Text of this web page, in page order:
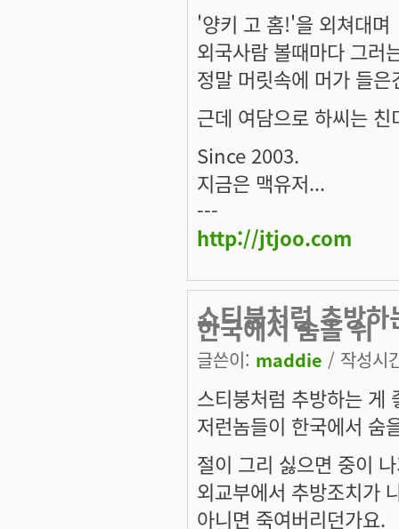
'양키 고 홈!'을 외쳐대며
외국사람 볼때마다 그러
정말 머릿속에 머가 들
근데 여담으로 하씨는
Since 2003.
지금은 맥유저...
---
http://jtjoo.com
스티붕처럼 추방
한국에서 숨을 쉬
글쓴이: maddie / 작성시
스티붕처럼 추방하는 게
저런놈들이 한국에서 숨
절이 그리 싫으면 중이
외교부에서 추방조치가
아니면 죽여버리던가요.